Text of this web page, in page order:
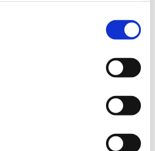
Tilføj til Kurv